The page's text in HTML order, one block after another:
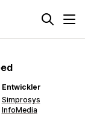
Entwickler
Simprosys
InfoMedia